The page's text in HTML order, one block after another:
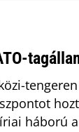
háború